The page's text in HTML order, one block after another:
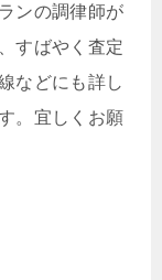
ンの調律師が
すばやく査定
などにも詳し
。宜しくお願